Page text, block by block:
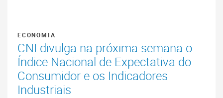
ECONOMIA
CNI divulga na próxima semana o
Índice Nacional de Expectativa do
Consumidor e os Indicadores
Industriais